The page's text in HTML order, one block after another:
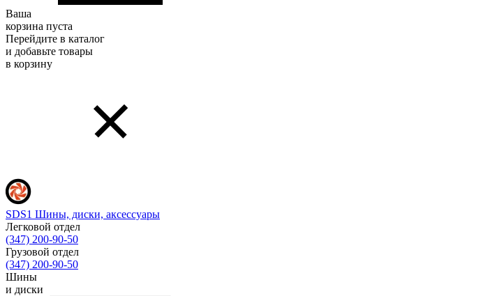
Ваша
корзина пуста
Перейдите в каталог
и добавьте товары
в корзину
SDS1 Шины, диски, аксессуары
Легковой отдел
(347) 200-90-50
Грузовой отдел
(347) 200-90-50
Шины
и диски